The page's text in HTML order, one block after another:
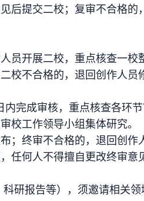
后提交二校；复审不合格
员开展二校，重点核查一校
校不合格的，退回创作人员
内完成审核，重点核查各环
校工作领导小组集体研究。
；终审不合格的，退回创作
任何人不得擅自更改终审意
研报告等），须邀请相关